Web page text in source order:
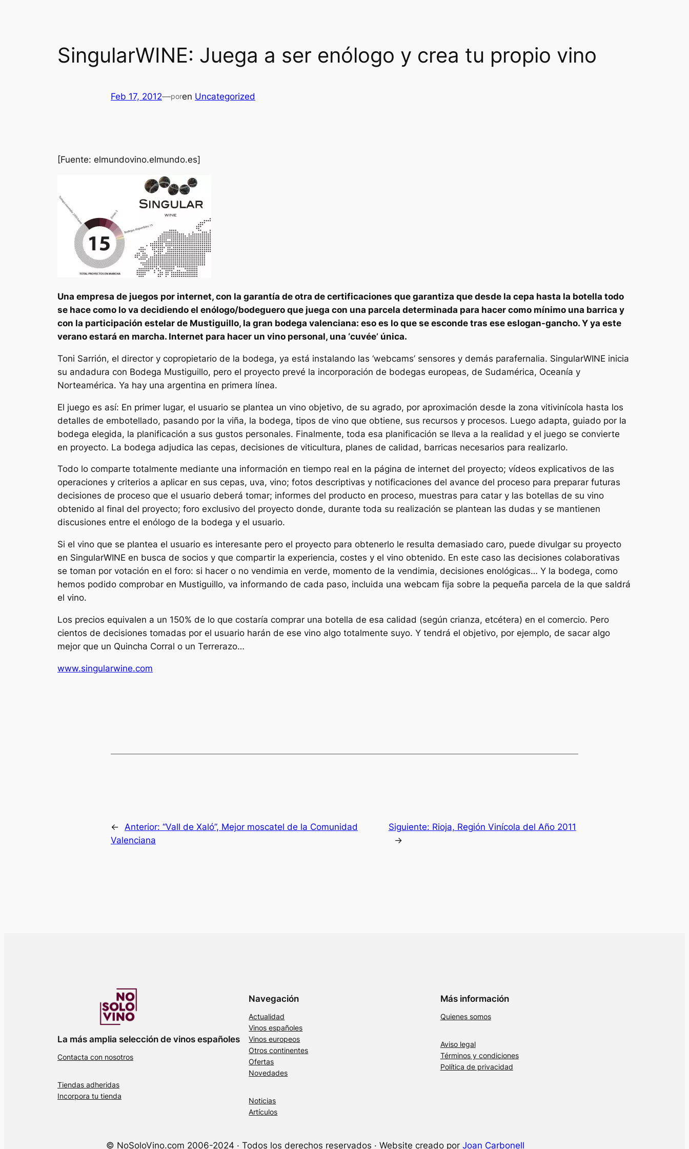
SingularWINE: Juega a ser enólogo y crea tu propio vino
Feb 17, 2012—poren Uncategorized
[Fuente: elmundovino.elmundo.es]
Una empresa de juegos por internet, con la garantía de otra de certificaciones que garantiza que desde la cepa hasta la botella todo
se hace como lo va decidiendo el enólogo/bodeguero que juega con una parcela determinada para hacer como mínimo una barrica y
con la participación estelar de Mustiguillo, la gran bodega valenciana: eso es lo que se esconde tras ese eslogan-gancho. Y ya este
verano estará en marcha. Internet para hacer un vino personal, una ‘cuvée’ única.
Toni Sarrión, el director y copropietario de la bodega, ya está instalando las ‘webcams’ sensores y demás parafernalia. SingularWINE inicia
su andadura con Bodega Mustiguillo, pero el proyecto prevé la incorporación de bodegas europeas, de Sudamérica, Oceanía y
Norteamérica. Ya hay una argentina en primera línea.
El juego es así: En primer lugar, el usuario se plantea un vino objetivo, de su agrado, por aproximación desde la zona vitivinícola hasta los
detalles de embotellado, pasando por la viña, la bodega, tipos de vino que obtiene, sus recursos y procesos. Luego adapta, guiado por la
bodega elegida, la planificación a sus gustos personales. Finalmente, toda esa planificación se lleva a la realidad y el juego se convierte
en proyecto. La bodega adjudica las cepas, decisiones de viticultura, planes de calidad, barricas necesarios para realizarlo.
Todo lo comparte totalmente mediante una información en tiempo real en la página de internet del proyecto; vídeos explicativos de las
operaciones y criterios a aplicar en sus cepas, uva, vino; fotos descriptivas y notificaciones del avance del proceso para preparar futuras
decisiones de proceso que el usuario deberá tomar; informes del producto en proceso, muestras para catar y las botellas de su vino
obtenido al final del proyecto; foro exclusivo del proyecto donde, durante toda su realización se plantean las dudas y se mantienen
discusiones entre el enólogo de la bodega y el usuario.
Si el vino que se plantea el usuario es interesante pero el proyecto para obtenerlo le resulta demasiado caro, puede divulgar su proyecto
en SingularWINE en busca de socios y que compartir la experiencia, costes y el vino obtenido. En este caso las decisiones colaborativas
se toman por votación en el foro: si hacer o no vendimia en verde, momento de la vendimia, decisiones enológicas… Y la bodega, como
hemos podido comprobar en Mustiguillo, va informando de cada paso, incluida una webcam fija sobre la pequeña parcela de la que saldrá
el vino.
Los precios equivalen a un 150% de lo que costaría comprar una botella de esa calidad (según crianza, etcétera) en el comercio. Pero
cientos de decisiones tomadas por el usuario harán de ese vino algo totalmente suyo. Y tendrá el objetivo, por ejemplo, de sacar algo
mejor que un Quincha Corral o un Terrerazo…
www.singularwine.com
← Anterior: “Vall de Xaló”, Mejor moscatel de la Comunidad
Valenciana
Siguiente: Rioja, Región Vinícola del Año 2011
→
La más amplia selección de vinos españoles
Contacta con nosotros
Tiendas adheridas
Incorpora tu tienda
Navegación
Actualidad
Vinos españoles
Vinos europeos
Otros continentes
Ofertas
Novedades
Noticias
Artículos
Más información
Quienes somos
Aviso legal
Términos y condiciones
Política de privacidad
© NoSoloVino.com 2006-2024 · Todos los derechos reservados · Website creado por Joan Carbonell